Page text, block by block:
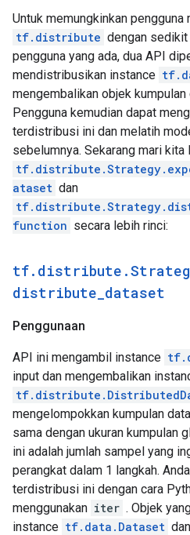
[0.7]
[0.7]], shape=(16, 1),
tf.Tensor(
[[0.7]
[0.7]
[0.7]
[0.7]
[0.7]
[0.7]
[0.7]
[0.7]
[0.7]
[0.7]
[0.7]
tf.Tensor(
[[0.7]
[0.7]
[0.7]
[0.7]
[0.7]
[0.7]
[0.7]
[0.7]
[0.7]
[0.7]
[0.7]
[0.7]
[0.7]
Untuk memungkinkan
tf.distribute dengan sedikit
pengguna yang ada, dua API
mendistribusikan instance
mengembalikan objek
Pengguna kemudian dapat
terdistribusi ini dan melatih
sebelumnya. Sekarang mari kita
ataset dan
function secara lebih rinci:
tf. distribute .
distribute dataset
Penggunaan
API ini mengambil instance
input dan mengembalikan
mengelompokkan kumpulan
sama dengan ukuran kumpulan
ini adalah jumlah sampel yang
perangkat dalam 1 langkah.
terdistribusi ini dengan cara
menggunakan iter . Objek
instance tf.data.Dataset